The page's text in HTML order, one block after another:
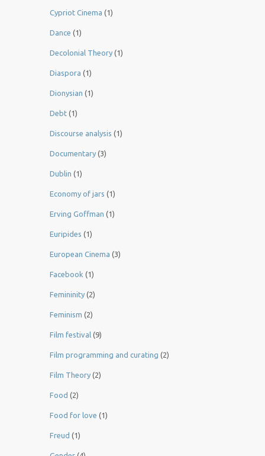
Cypriot Cinema (1)
Dance (1)
Decolonial Theory (1)
Diaspora (1)
Dionysian (1)
Debt (1)
Discourse analysis (1)
Documentary (3)
Dublin (1)
Economy of jars (1)
Erving Goffman (1)
Euripides (1)
European Cinema (3)
Facebook (1)
Femininity (2)
Feminism (2)
Film festival (9)
Film programming and curating (2)
Film Theory (2)
Food (2)
Food for love (1)
Freud (1)